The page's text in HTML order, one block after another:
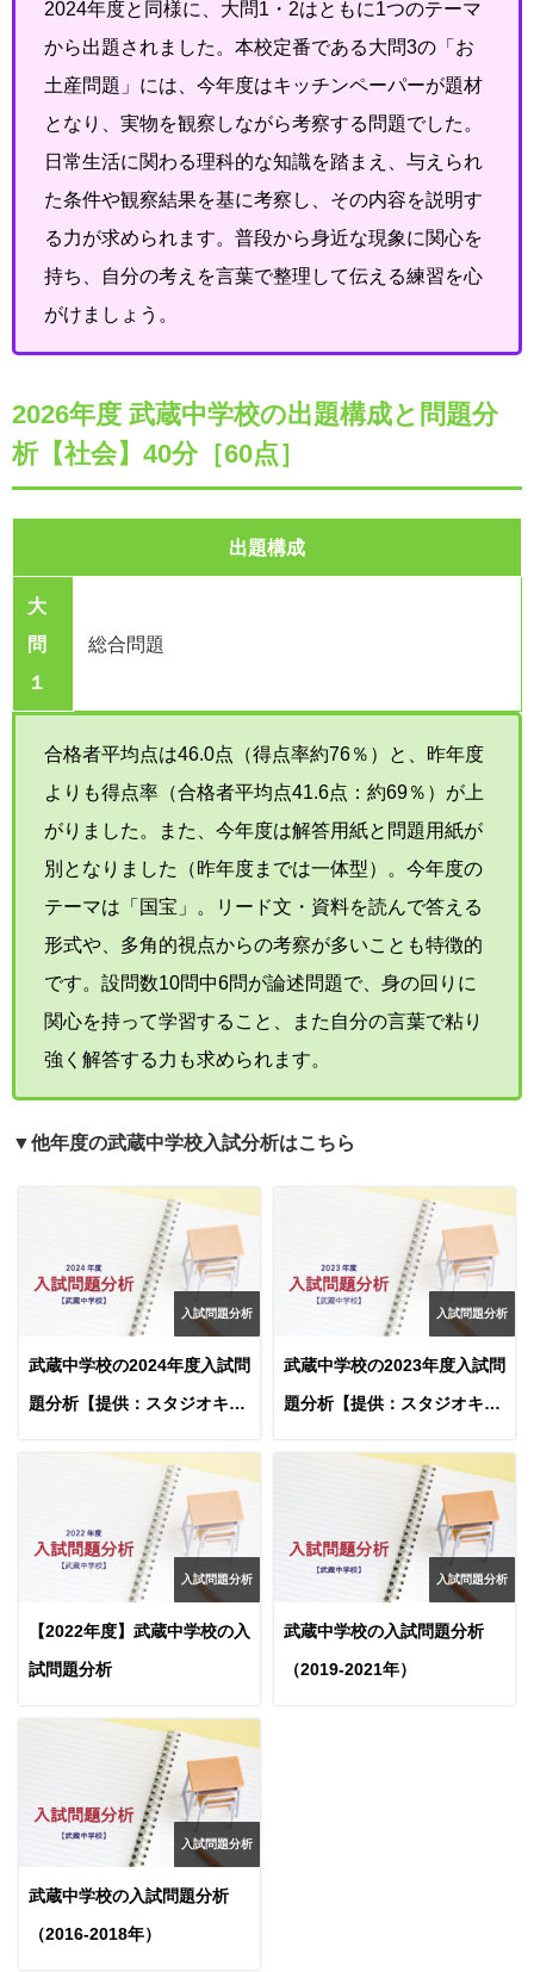
2024年度と同様に、大問1・2はともに1つのテーマ
から出題されました。本校定番である大問3の「お
土産問題」には、今年度はキッチンペーパーが題材
となり、実物を観察しながら考察する問題でした。
日常生活に関わる理科的な知識を踏まえ、与えられ
た条件や観察結果を基に考察し、その内容を説明す
る力が求められます。普段から身近な現象に関心を
持ち、自分の考えを言葉で整理して伝える練習を心
がけましょう。
2026年度 武蔵中学校の出題構成と問題分
析【社会】40分［60点］
出題構成
大
問
１
総合問題
合格者平均点は46.0点（得点率約76％）と、昨年度
よりも得点率（合格者平均点41.6点：約69％）が上
がりました。また、今年度は解答用紙と問題用紙が
別となりました（昨年度までは一体型）。今年度の
テーマは「国宝」。リード文・資料を読んで答える
形式や、多角的視点からの考察が多いことも特徴的
です。設問数10問中6問が論述問題で、身の回りに
関心を持って学習すること、また自分の言葉で粘り
強く解答する力も求められます。
▼他年度の武蔵中学校入試分析はこちら
入試問題分析
武蔵中学校の2024年度入試問
題分析【提供：スタジオキャ
入試問題分析
武蔵中学校の2023年度入試問
題分析【提供：スタジオキャ
入試問題分析
【2022年度】武蔵中学校の入
試問題分析
入試問題分析
武蔵中学校の入試問題分析
（2019-2021年）
入試問題分析
武蔵中学校の入試問題分析
（2016-2018年）